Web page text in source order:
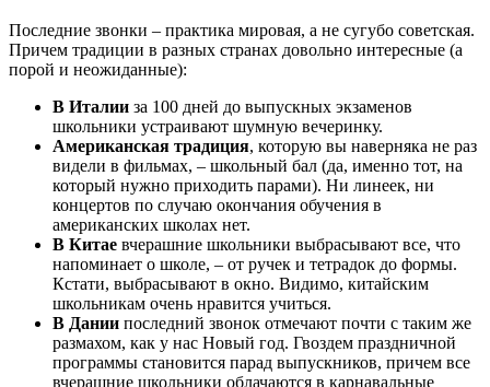
Последние звонки – практика мировая, а не сугубо советская.
Причем традиции в разных странах довольно интересные (а
порой и неожиданные):
В Италии за 100 дней до выпускных экзаменов
школьники устраивают шумную вечеринку.
Американская традиция, которую вы наверняка не раз
видели в фильмах, – школьный бал (да, именно тот, на
который нужно приходить парами). Ни линеек, ни
концертов по случаю окончания обучения в
американских школах нет.
В Китае вчерашние школьники выбрасывают все, что
напоминает о школе, – от ручек и тетрадок до формы.
Кстати, выбрасывают в окно. Видимо, китайским
школьникам очень нравится учиться.
В Дании последний звонок отмечают почти с таким же
размахом, как у нас Новый год. Гвоздем праздничной
программы становится парад выпускников, причем все
вчерашние школьники облачаются в карнавальные